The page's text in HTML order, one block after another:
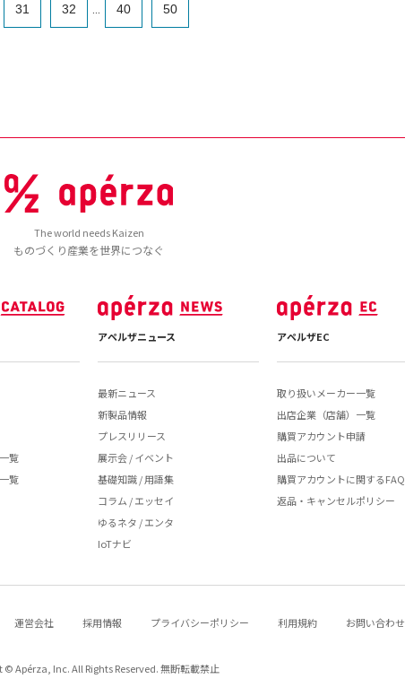
31 32 40 50
The world needs Kaizen
ものづくり産業を世界につなぐ
覧
覧
アペルザニュース
最新ニュース
新製品情報
プレスリリース
展示会 / イベント
基礎知識 / 用語集
コラム / エッセイ
ゆるネタ / エンタ
IoTナビ
アペルザEC
取り扱いメーカー一覧
出店企業（店舗）一覧
購買アカウント申請
出品について
購買アカウントに関するFAQ
返品・キャンセルポリシー
運営会社 採用情報 プライバシーポリシー 利用規約 お問い合わせ
© Apérza, Inc. All Rights Reserved. 無断転載禁止